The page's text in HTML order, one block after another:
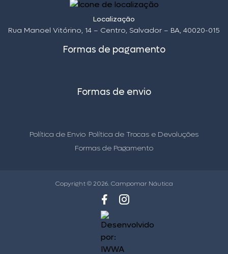
Localização
Rua Manoel Vitórino, 14 – Centro, Salvador – BA, 40020-015
Formas de pagamento
Formas de envio
Política de Envio Política de Trocas e Devoluções
Formas de Pagamento
Copyright © 2026. Campomar Náutica